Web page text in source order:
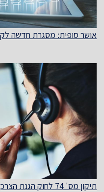
אושר סופית: מסגרת חדשה
תיקון מס' 74 לחוק הגנת הצרכן – חובת הקלטת שיחות